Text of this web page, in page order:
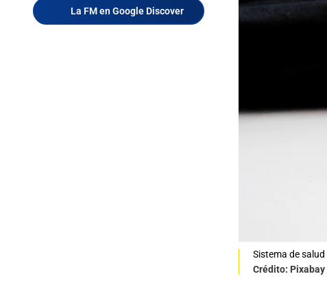
La FM en Google Discover
Sistema de salud
Crédito: Pixabay